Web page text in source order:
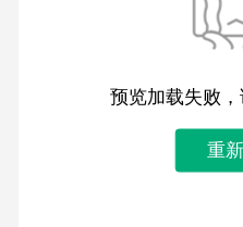
预览加载失败
重